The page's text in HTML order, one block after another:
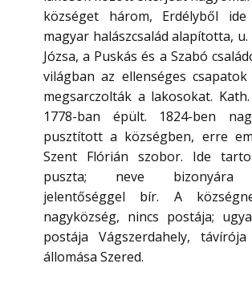
községet három, Erdélyből ide
magyar halászcsalád alapította, u.
Józsa, a Puskás és a Szabó
világban az ellenséges csapatok
megsarczolták a lakosokat.
1778-ban épült. 1824-ben
pusztított a községben, erre
Szent Flórián szobor. Ide
puszta; neve bizonyára
jelentőséggel bír. A
nagyközség, nincs postája;
postája Vágszerdahely,
állomása Szered.